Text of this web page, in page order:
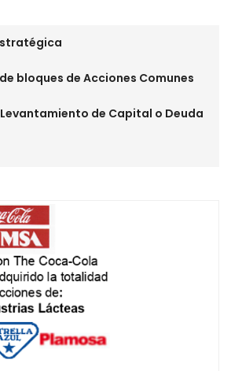
bloques de Acciones Comunes
de Capital o Deuda